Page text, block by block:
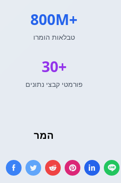
המר
800M+
טבלאות הומרו
30+
פורמטי קבצי נתונים